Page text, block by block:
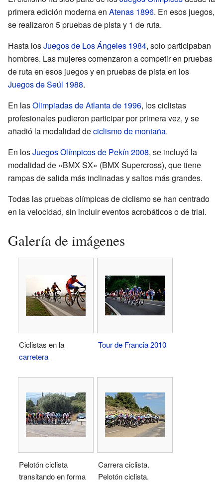
primera edición moderna en Atenas 1896. En esos juegos,
se realizaron 5 pruebas de pista y 1 de ruta.
Hasta losJuegos de Los Ángeles 1984, solo participaban
hombres. Las mujeres comenzaron a competir en pruebas
de ruta en esos juegos y en pruebas de pista en los
Juegos de Seúl 1988.
En lasOlimpiadas de Atlanta de 1996, los ciclistas
profesionales pudieron participar por primera vez, y se
añadió la modalidad deciclismo de montaña.
En losJuegos Olímpicos de Pekín 2008, se incluyó la
modalidad de «BMX SX» (BMX Supercross), que tiene
rampas de salida más inclinadas y saltos más grandes.
Todas las pruebas olímpicas de ciclismo se han centrado
en la velocidad, sin incluir eventos acrobáticos o de trial.
Galería de imágenes
Ciclistas en la
carretera
Tour de Francia 2010
Pelotón ciclista
transitando en forma
Carrera ciclista.
Pelotón ciclista.